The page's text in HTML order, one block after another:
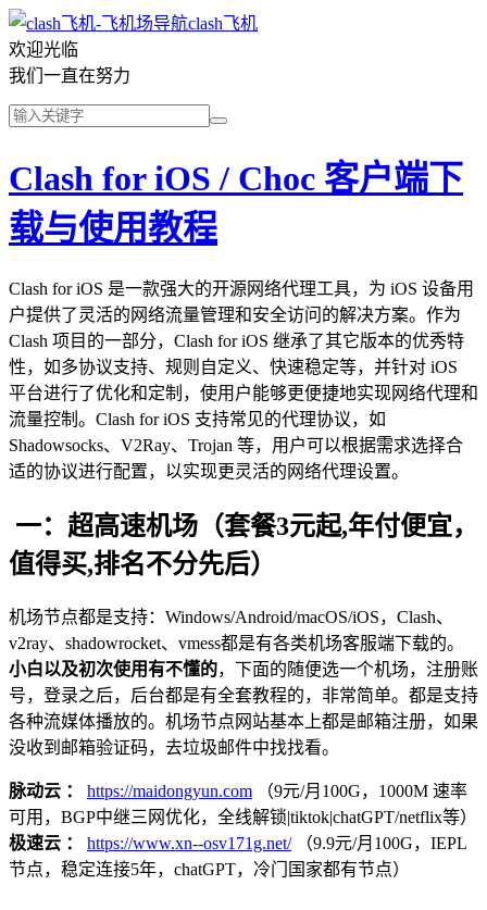
clash飞机
欢迎光临
我们一直在努力
Clash for iOS / Choc 客户端下
载与使用教程
Clash for iOS 是一款强大的开源网络代理工具，为 iOS 设备用
户提供了灵活的网络流量管理和安全访问的解决方案。作为
Clash 项目的一部分，Clash for iOS 继承了其它版本的优秀特
性，如多协议支持、规则自定义、快速稳定等，并针对 iOS
平台进行了优化和定制，使用户能够更便捷地实现网络代理和
流量控制。Clash for iOS 支持常见的代理协议，如
Shadowsocks、V2Ray、Trojan 等，用户可以根据需求选择合
适的协议进行配置，以实现更灵活的网络代理设置。
一：超高速机场（套餐3元起,年付便宜，
值得买,排名不分先后）
机场节点都是支持：Windows/Android/macOS/iOS，Clash、
v2ray、shadowrocket、vmess都是有各类机场客服端下载的。
小白以及初次使用有不懂的，下面的随便选一个机场，注册账
号，登录之后，后台都是有全套教程的，非常简单。都是支持
各种流媒体播放的。机场节点网站基本上都是邮箱注册，如果
没收到邮箱验证码，去垃圾邮件中找找看。
脉动云 ： https://maidongyun.com （9元/月100G，1000M 速率
可用，BGP中继三网优化，全线解锁|tiktok|chatGPT/netflix等）
极速云 ：
https://www.xn--osv171g.net/（9.9元/月100G，IEPL
节点，稳定连接5年，chatGPT，冷门国家都有节点）